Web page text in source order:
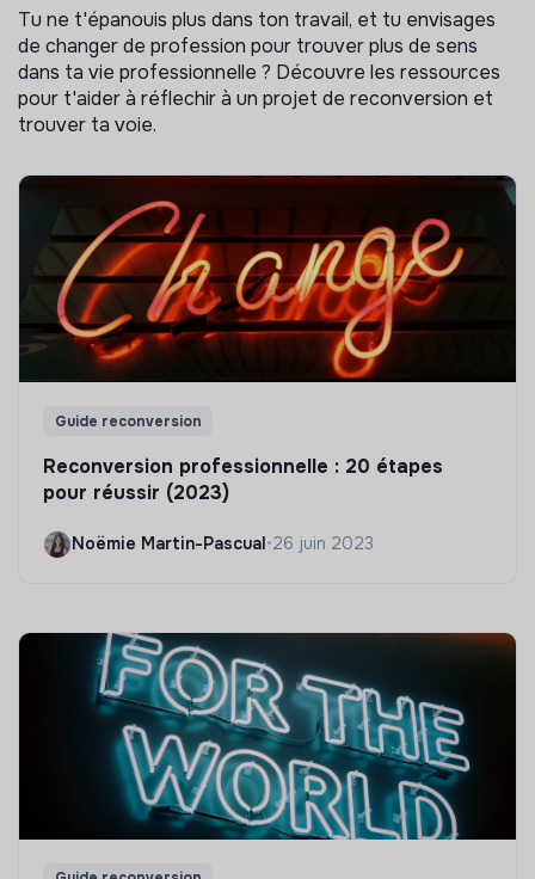
Tu ne t'épanouis plus dans ton travail, et tu envisages
de changer de profession pour trouver plus de sens
dans ta vie professionnelle ? Découvre les ressources
pour t'aider à réflechir à un projet de reconversion et
trouver ta voie.
Guide reconversion
Reconversion professionnelle : 20 étapes
pour réussir (2023)
Noëmie Martin-Pascual •26 juin 2023